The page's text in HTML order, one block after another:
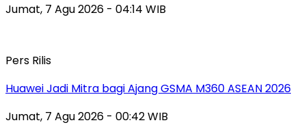
Jumat, 7 Agu 2026 - 04:14 WIB
Pers Rilis
Huawei Jadi Mitra bagi Ajang GSMA M360 ASEAN 2026
Jumat, 7 Agu 2026 - 00:42 WIB